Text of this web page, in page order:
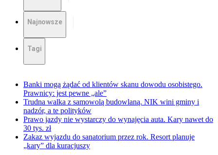
Najnowsze
Tagi
Banki mogą żądać od klientów skanu dowodu osobistego.
Prawnicy: jest pewne „ale”
Trudna walka z samowolą budowlaną. NIK wini gminy i
nadzór, a te polityków
Prawo jazdy nie wystarczy do wynajęcia auta. Kary nawet do
30 tys. zł
Zakaz wyjazdu do sanatorium przez rok. Resort planuje
„kary” dla kuracjuszy